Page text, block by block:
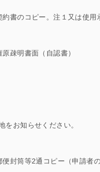
書のコピー。注１又は使用
疎明書面（自認書）
お知らせください。
封筒等2通コピー（申請者